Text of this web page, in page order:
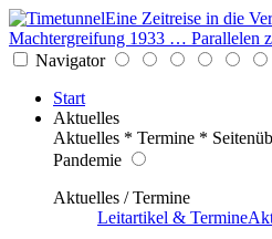
Eine Zeitreise in die
Machtergreifung 1933 … Parallelen
Navigator
Start
Aktuelles
Aktuelles * Termine *
Pandemie
Aktuelles / Termine
Leitartikel & Termine